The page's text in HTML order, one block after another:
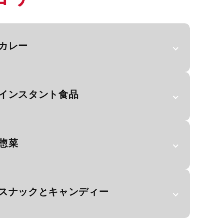
レー
ンスタント食品
菜
ナックとキャンディー